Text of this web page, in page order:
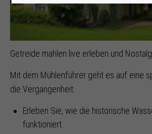
Getreide mahlen live erleben und
Mit dem Mühlenführer geht es auf eine
die Vergangenheit:
Erleben Sie, wie die historische
funktioniert.